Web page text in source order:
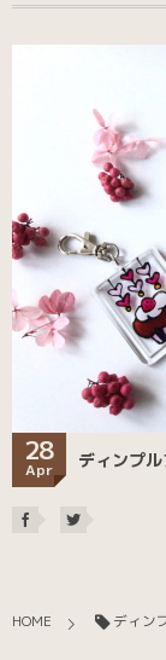
28
Apr ディンプ
HOME ディン